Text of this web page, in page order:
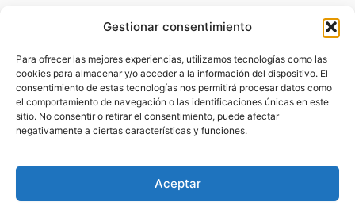
Gestionar consentimiento
Para ofrecer las mejores experiencias, utilizamos tecnologías como las
cookies para almacenar y/o acceder a la información del dispositivo. El
consentimiento de estas tecnologías nos permitirá procesar datos como
el comportamiento de navegación o las identificaciones únicas en este
sitio. No consentir o retirar el consentimiento, puede afectar
negativamente a ciertas características y funciones.
Aceptar
Aviso legal
Contacto
Política de privacidad
Opt-out preferences
Copyright © 2026 Tiempo Productivo | Powered by